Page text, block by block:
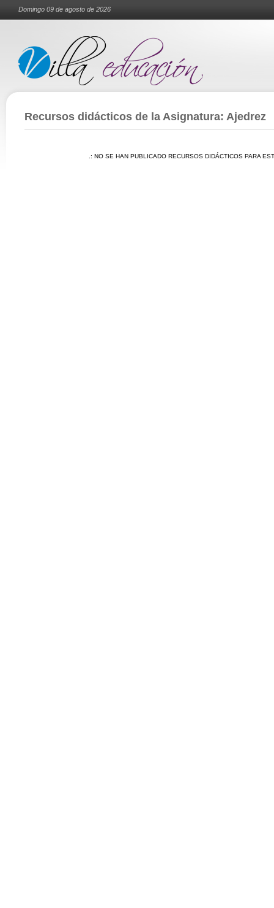
Domingo 09 de agosto de 2026
Recursos didácticos de la Asignatura: Ajedrez
.: NO SE HAN PUBLICADO RECURSOS DIDÁCTICOS PARA